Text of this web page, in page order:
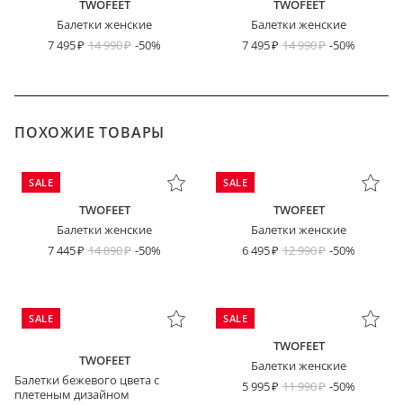
TWOFEET
Балетки женские
7 495
14 990 -50%
TWOFEET
Балетки женские
7 495
14 990 -50%
ПОХОЖИЕ ТОВАРЫ
SALE
TWOFEET
Балетки женские
7 445
14 890 -50%
SALE
TWOFEET
Балетки женские
6 495
12 990 -50%
SALE
TWOFEET
Балетки бежевого цвета с
плетеным дизайном
SALE
TWOFEET
Балетки женские
5 995
11 990 -50%